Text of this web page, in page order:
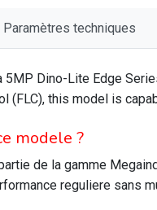
Paramètres techniques
5MP Dino-Lite Edge
(FLC), this model is
modele ?
de la gamme
reguliere sans